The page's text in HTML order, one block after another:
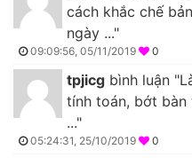
cách khắc chế
ngày ..."
09:09:56, 05/11/2019 0
tpjicg bình luận
tính toán, bớt bàn
..."
05:24:31, 25/10/2019 0